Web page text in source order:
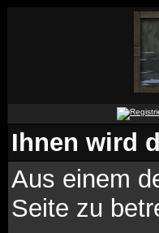
Ihnen wird
Aus einem
Seite zu